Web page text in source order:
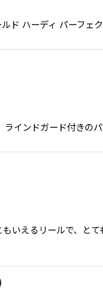
ルド ハーディ パーフ
ラインドガード付き
もいえるリールで、